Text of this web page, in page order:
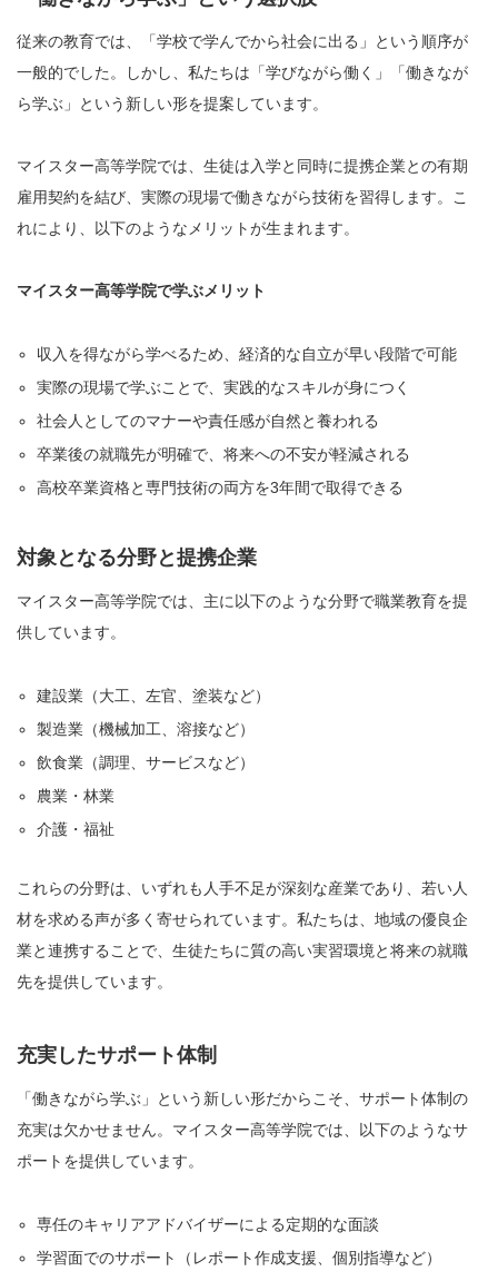
従来の教育では、「学校で学んでから社会に出る」という順序が
一般的でした。しかし、私たちは「学びながら働く」「働きなが
ら学ぶ」という新しい形を提案しています。
マイスター高等学院では、生徒は入学と同時に提携企業との有期
雇用契約を結び、実際の現場で働きながら技術を習得します。こ
れにより、以下のようなメリットが生まれます。
マイスター高等学院で学ぶメリット
収入を得ながら学べるため、経済的な自立が早い段階で可能
実際の現場で学ぶことで、実践的なスキルが身につく
社会人としてのマナーや責任感が自然と養われる
卒業後の就職先が明確で、将来への不安が軽減される
高校卒業資格と専門技術の両方を3年間で取得できる
対象となる分野と提携企業
マイスター高等学院では、主に以下のような分野で職業教育を提
供しています。
建設業（大工、左官、塗装など）
製造業（機械加工、溶接など）
飲食業（調理、サービスなど）
農業・林業
介護・福祉
これらの分野は、いずれも人手不足が深刻な産業であり、若い人
材を求める声が多く寄せられています。私たちは、地域の優良企
業と連携することで、生徒たちに質の高い実習環境と将来の就職
先を提供しています。
充実したサポート体制
「働きながら学ぶ」という新しい形だからこそ、サポート体制の
充実は欠かせません。マイスター高等学院では、以下のようなサ
ポートを提供しています。
専任のキャリアアドバイザーによる定期的な面談
学習面でのサポート（レポート作成支援、個別指導など）